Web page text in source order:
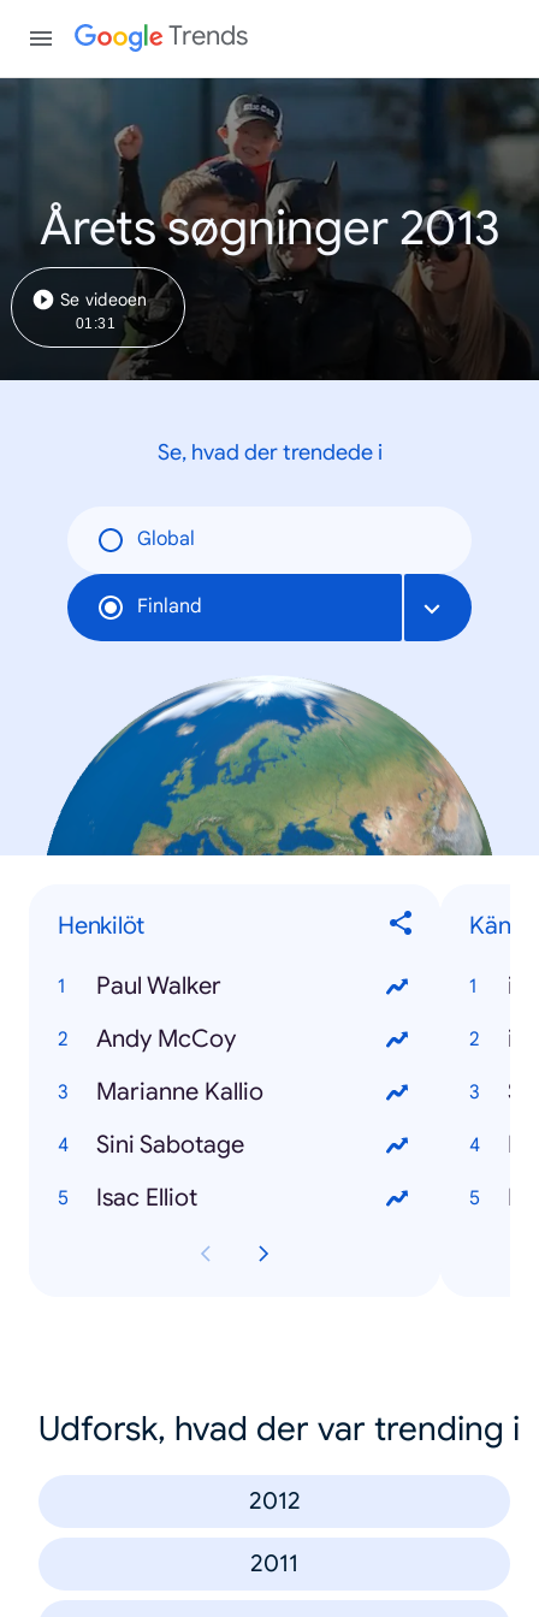
Trends
Årets søgninger 2013
Se videoen
01:31
Se, hvad der trendede i
Global
Finland
Henkilöt
Paul Walker
Andy McCoy
Marianne Kallio
Sini Sabotage
Isac Elliot
Udforsk, hvad der var trending i
2012
2011